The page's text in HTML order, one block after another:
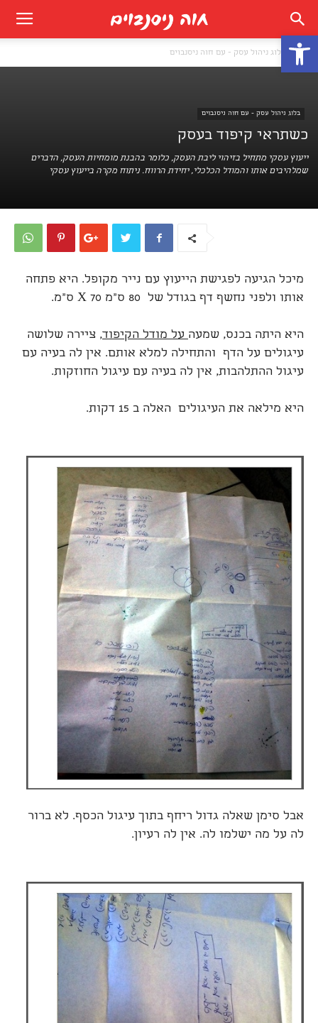
פתח סרגל נגישות
בית בלוג ניהול עסק - עם חוה ניסנבוים
בלוג ניהול עסק - עם חוה ניסנבוים
כשתראי קיפוד בעסק
ייעוץ עסקי מתחיל בזיהוי ליבת העסק, כלומר בהבנת מומחיות העסק, הדברים
שמלהיבים אותו והמודל הכלכלי, יחידת הרווח. ניתוח מקרה בייעוץ עסקי
מיכל הגיעה לפגישת הייעוץ עם נייר מקופל. היא פתחה
אותו ולפני נחשף דף בגודל של 80 ס"מ X 70 ס"מ.
היא היתה בכנס, שמעהעל מודל הקיפוד, ציירה שלושה
עיגולים על הדף והתחילה למלא אותם. אין לה בעיה עם
עיגול ההתלהבות, אין לה בעיה עם עיגול החוזקות.
היא מילאה את העיגולים האלה ב 15 דקות.
אבל סימן שאלה גדול ריחף בתוך עיגול הכסף. לא ברור
לה על מה ישלמו לה. אין לה רעיון.